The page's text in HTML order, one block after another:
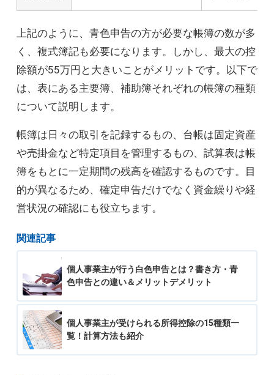
上記のように、青色申告の方が必要な帳簿の数が多
く、複式簿記も必要になります。しかし、最大の控
除額が55万円と大きいことがメリットです。以下で
は、表にある主要簿、補助簿それぞれの帳簿の種類
について説明します。
帳簿は日々の取引を記録するもの、台帳は固定資産
や売掛金など特定項目を管理するもの、試算表は帳
簿をもとに一定期間の残高を確認するものです。目
的が異なるため、確定申告だけでなく資金繰りや経
営状況の確認にも役立ちます。
関連記事
個人事業主が行う白色申告とは？書き方・青
色申告との違い＆メリットデメリット
個人事業主が受けられる所得控除の15種類一
覧！計算方法も紹介